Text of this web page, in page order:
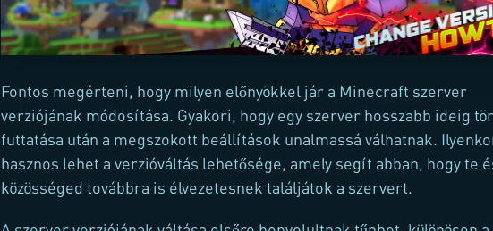
Fontos megérteni, hogy milyen előnyökkel jár a Minecraft szerver
verziójának módosítása. Gyakori, hogy egy szerver hosszabb ideig
futtatása után a megszokott beállítások unalmassá válhatnak.
hasznos lehet a verzióváltás lehetősége, amely segít abban, hogy te
közösséged továbbra is élvezetesnek találjátok a szervert.